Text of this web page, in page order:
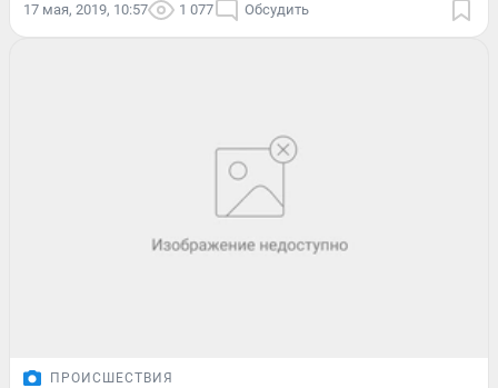
17 мая, 2019, 10:57 1 077 Обсудить
ПРОИСШЕСТВИЯ